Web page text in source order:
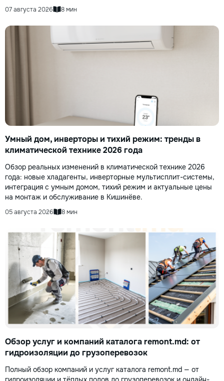
07 августа 2026 8 мин
Умный дом, инверторы и тихий режим: тренды в
климатической технике 2026 года
Обзор реальных изменений в климатической технике 2026
года: новые хладагенты, инверторные мультисплит-системы,
интеграция с умным домом, тихий режим и актуальные цены
на монтаж и обслуживание в Кишинёве.
05 августа 2026 8 мин
Обзор услуг и компаний каталога remont.md: от
гидроизоляции до грузоперевозок
Полный обзор компаний и услуг каталога remont.md — от